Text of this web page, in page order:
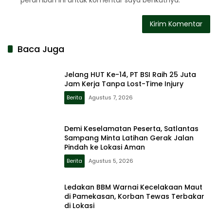
Baca Juga
Jelang HUT Ke-14, PT BSI Raih 25 Juta
Jam Kerja Tanpa Lost-Time Injury
Berita Agustus 7, 2026
Demi Keselamatan Peserta, Satlantas
Sampang Minta Latihan Gerak Jalan
Pindah ke Lokasi Aman
Berita Agustus 5, 2026
Ledakan BBM Warnai Kecelakaan Maut
di Pamekasan, Korban Tewas Terbakar
di Lokasi